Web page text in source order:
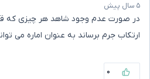
۵ سال پیش
در صورت عدم وجود شاهد هر چیزی که
ارتکاب جرم برساند به عنوان اماره می
۰